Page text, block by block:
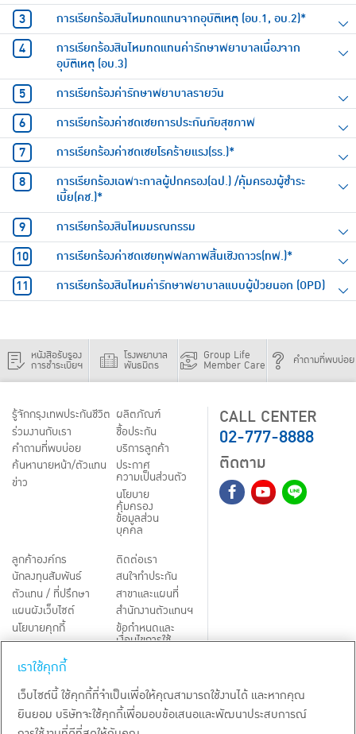
การเรียกร้องสินไหมทดแทนจากอุบัติเหตุ (อบ.1, อบ.2)*
การเรียกร้องสินไหมทดแทนค่ารักษาพยาบาลเนื่องจาก
อุบัติเหตุ (อบ.3)
การเรียกร้องค่ารักษาพยาบาลรายวัน
การเรียกร้องค่าชดเชยการประกันภัยสุขภาพ
การเรียกร้องค่าชดเชยโรคร้ายแรง(รร.)*
การเรียกร้องเฉพาะกาลผู้ปกครอง(ฉป.) /คุ้มครองผู้ชำระ
เบี้ย(คช.)*
การเรียกร้องสินไหมมรณกรรม
การเรียกร้องค่าชดเชยทุพพลภาพสิ้นเชิงถาวร(ทพ.)*
การเรียกร้องสินไหมค่ารักษาพยาบาลแบบผู้ป่วยนอก (OPD)
หนังสือรับรอง
การชำระเบี้ยฯ
โรงพยาบาล
พันธมิตร
Group Life
Member Care คำถามที่พบบ่อย
รู้จักกรุงเทพประกันชีวิต
ร่วมงานกับเรา
คำถามที่พบบ่อย
ค้นหานายหน้า/ตัวแทน
ข่าว
ผลิตภัณฑ์
ชื้อประกัน
บริการลูกค้า
ประกาศ
ความเป็นส่วนตัว
นโยบาย
คุ้มครอง
ข้อมูลส่วน
บุคคล
ลูกค้าองค์กร
นักลงทุนสัมพันธ์
ตัวแทน / ที่ปรึกษา
แผนผังเว็บไซต์
นโยบายคุกกี้
Third-Party Notices
ติดต่อเรา
สนใจทำประกัน
สาขาและแผนที่
สำนักงานตัวแทนฯ
ข้อกำหนดและ
เงื่อนไขการใช้
CALL CENTER
02-777-8888
ติดตาม
TH EN
สงวนลิขสิทธิ์ พ.ศ.2569
เราใช้คุกกี้
เว็บไซต์นี้ ใช้คุกกี้ที่จำเป็นเพื่อให้คุณสามารถใช้งานได้ และหากคุณ
ยินยอม บริษัทจะใช้คุกกี้เพื่อมอบข้อเสนอและพัฒนาประสบการณ์